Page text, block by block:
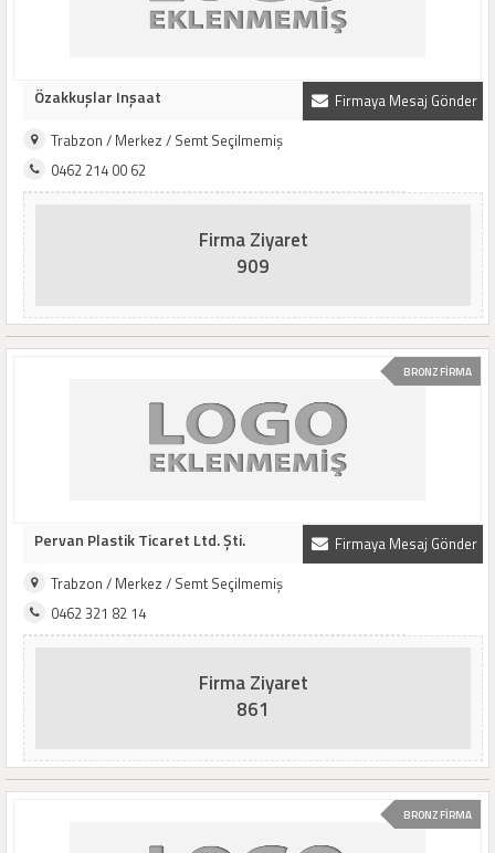
Firmaya Mesaj Gönder
Özakkuşlar Inşaat
Trabzon / Merkez / Semt Seçilmemiş
0462 214 00 62
Firma Ziyaret
909
BRONZ FİRMA
Firmaya Mesaj Gönder
Pervan Plastik Ticaret Ltd. Şti.
Trabzon / Merkez / Semt Seçilmemiş
0462 321 82 14
Firma Ziyaret
861
BRONZ FİRMA